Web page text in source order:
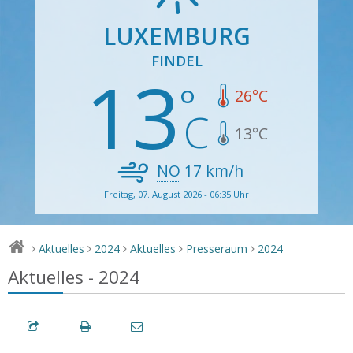
LUXEMBURG
FINDEL
13 26°C
13°C
NO 17 km/h
Freitag, 07. August 2026 - 06:35 Uhr
> Aktuelles > 2024 > Aktuelles > Presseraum > 2024
Aktuelles - 2024